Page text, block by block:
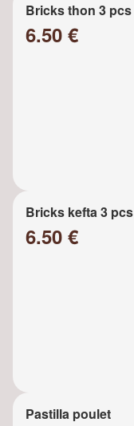
Bricks thon 3 pcs
6.50 €
Bricks kefta 3 pcs
6.50 €
Pastilla poulet